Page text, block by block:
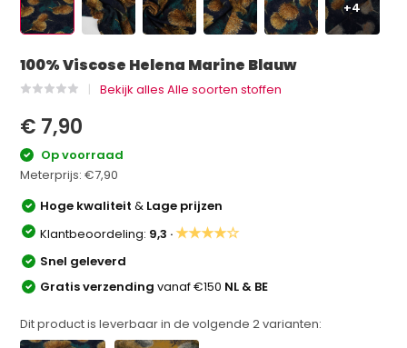
+4
100% Viscose Helena Marine Blauw
Bekijk alles Alle soorten stoffen
€ 7,90
Op voorraad
Meterprijs:€7,90
Hoge kwaliteit& Lage prijzen
Klantbeoordeling: 9,3 ·★★★★☆
Snel geleverd
Gratis verzendingvanaf €150 NL & BE
Dit product is leverbaar in de volgende2varianten: